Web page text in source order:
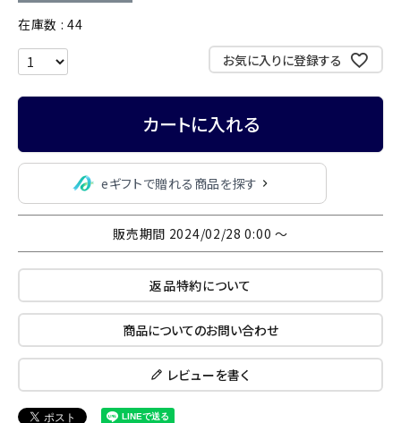
在庫数
44
お気に入りに登録する
カートに入れる
eギフトで贈れる商品を探す
販売期間 2024/02/28 0:00 〜
返品特約について
商品についてのお問い合わせ
レビューを書く